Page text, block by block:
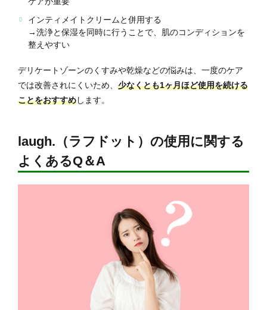
インティメイトクリームと併用する
→洗浄と保湿を同時に行うことで、肌のコンディションを
整えやすい
デリケートゾーンのくすみや乾燥などの悩みは、一度のケア
では改善されにくいため、 少なくとも1ヶ月ほど使用を続ける
ことをおすすめします。
laugh.（ラフドット）の使用に関する
よくあるQ＆A